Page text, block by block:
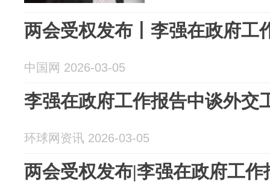
两会受权发布丨李强在政府工
中国网 2026-03-05
李强在政府工作报告中谈外交
环球网资讯 2026-03-05
两会受权发布|李强在政府工